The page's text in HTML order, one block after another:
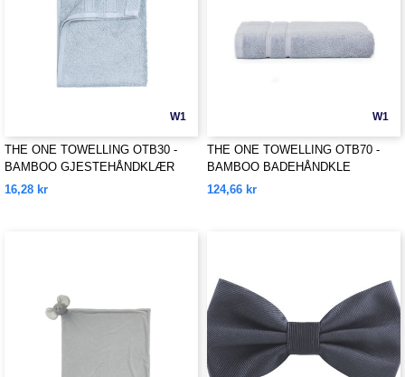
W1
THE ONE TOWELLING OTB30 -
BAMBOO GJESTEHÅNDKLÆR
16,28 kr
W1
THE ONE TOWELLING OTB70 -
BAMBOO BADEHÅNDKLE
124,66 kr